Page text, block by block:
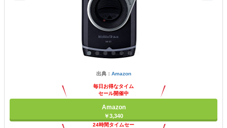
出典： Amazon
毎日お得なタイム
セール開催中
Amazon
￥3,340
24時間タイムセー